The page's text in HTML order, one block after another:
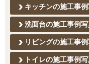
キッチンの施工事
洗面台の施工事例
リビングの施工事
トイレの施工事例